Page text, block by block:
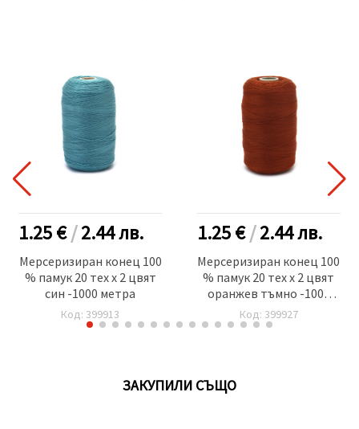
1.25 €/2.44лв.
Мерсеризиран конец 100
% памук 20 тех x 2 цвят
син -1000 метра
Код: 399913
1.25 €/2.44лв.
Мерсеризиран конец 100
% памук 20 тех x 2 цвят
оранжев тъмно -1000
метра
Код: 399927
ЗАКУПИЛИ СЪЩО